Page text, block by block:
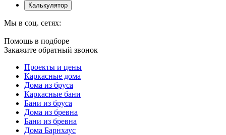
Калькулятор
Мы в соц. сетях:
Помощь в подборе
Закажите обратный звонок
Проекты и цены
Каркасные дома
Дома из бруса
Каркасные бани
Бани из бруса
Дома из бревна
Бани из бревна
Дома Барнхаус